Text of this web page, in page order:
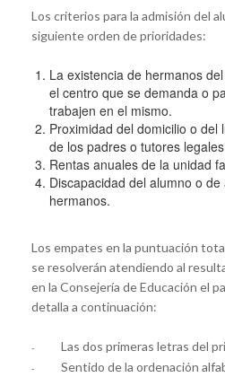
Los criterios para la admisión del
siguiente orden de prioridades:
La existencia de hermanos
el centro que se demanda o
trabajen en el mismo.
Proximidad del domicilio o
de los padres o tutores
Rentas anuales de la unidad
Discapacidad del alumno o
hermanos.
Los empates en la puntuación
se resolverán atendiendo al
en la Consejería de Educación el
detalla a continuación:
- Las dos primeras letras del
- Sentido de la ordenación